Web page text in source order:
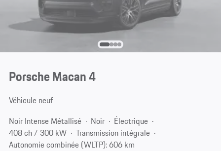
Porsche Macan 4
Véhicule neuf
Noir Intense Métallisé
Noir
Électrique
408 ch / 300 kW
Transmission intégrale
Autonomie combinée (WLTP): 606 km